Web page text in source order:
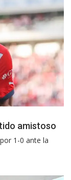
amistoso
1-0 ante la